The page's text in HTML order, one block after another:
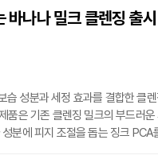
을 맞췄다. 함께 출시한 UV 프로
으로 단독으로 쓰거나 메이크업
바나나 밀크 클렌징 출시
습 성분과 세정 효과를 결합한 클
품은 기존 클렌징 밀크의 부드러
분에 피지 조절을 돕는 징크 PCA